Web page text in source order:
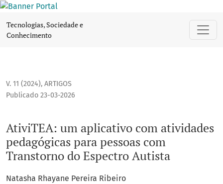
Tecnologias, Sociedade e
Conhecimento
V. 11 (2024), ARTIGOS
AtiviTEA: um aplicativo com atividades
pedagógicas para pessoas com
Transtorno do Espectro Autista
Publicado 23-03-2026
Natasha Rhayane Pereira Ribeiro